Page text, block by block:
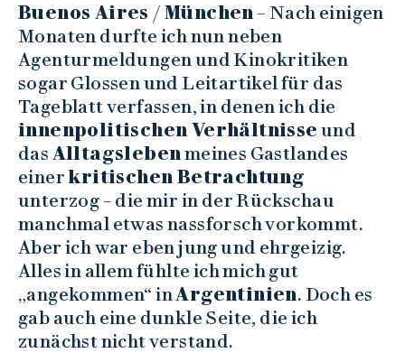
Buenos Aires / München – Nach einigen
Monaten durfte ich nun neben
Agenturmeldungen und Kinokritiken
sogar Glossen und Leitartikel für das
Tageblatt verfassen, in denen ich die
innenpolitischen Verhältnisse und
das Alltagslebenmeines Gastlandes
einerkritischen Betrachtung
unterzog – die mir in der Rückschau
manchmal etwas nassforsch vorkommt.
Aber ich war eben jung und ehrgeizig.
Alles in allem fühlte ich mich gut
„angekommen“ inArgentinien. Doch es
gab auch eine dunkle Seite, die ich
zunächst nicht verstand.